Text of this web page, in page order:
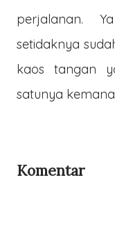
perjalanan.
setidaknya
kaos tangan
satunya
Komentar